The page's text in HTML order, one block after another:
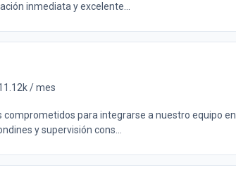
inmediata y excelente...
/ mes
comprometidos para integrarse a nuestro equipo en
y supervisión cons...